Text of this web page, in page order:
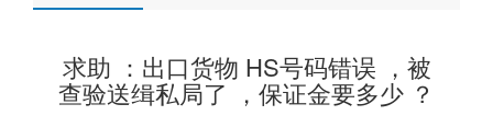
求助 ：出口货物 HS号码错误 ，被
查验送缉私局了 ，保证金要多少 ？